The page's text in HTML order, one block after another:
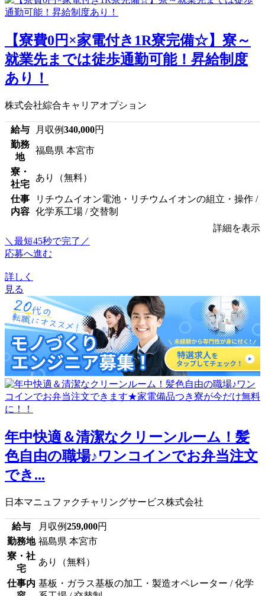
【寮費0円×家電付き1R寮完備☆】寮～
就業先までは徒歩通勤可能！昇給制度
あり！
株式会社綜合キャリアオプション
給与 月収例340,000円
勤務
地
福島県 本宮市
寮・
社宅
あり（無料）
仕事
内容
リチウムイオン電池・リチウムイオンの組立・操作 /
化学系工場 / 交替制
詳細を表示
＼最短45秒で完了／
応募へ進む
詳しく
見る
年中快適＆清潔なクリーンルーム！髪
色自由の職場♪ワンコインでお弁当注文
でき...
日本マニュファクチャリングサービス株式会社
給与 月収例259,000円
勤務地 福島県 本宮市
寮・社
宅
あり（無料）
仕事内 基板・ガラス基板の加工・製造オペレーター / 化学